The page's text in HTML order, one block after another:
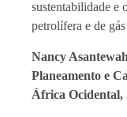
sustentabilidade e
petrolífera e de
Nancy
Planeamento e
África Ocidental,